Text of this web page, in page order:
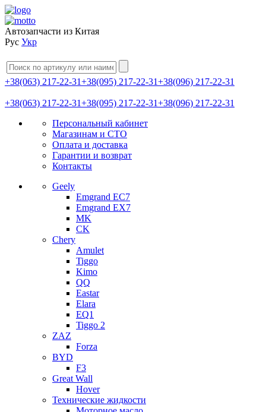
Автозапчасти из Китая
Рус Укр
+38(063) 217-22-31+38(095) 217-22-31+38(096) 217-22-31
+38(063) 217-22-31+38(095) 217-22-31+38(096) 217-22-31
Персональный кабинет
Магазинам и СТО
Оплата и доставка
Гарантии и возврат
Контакты
Geely
Emgrand EC7
Emgrand EX7
MK
CK
Chery
Amulet
Tiggo
Kimo
QQ
Eastar
Elara
EQ1
Tiggo 2
ZAZ
Forza
BYD
F3
Great Wall
Hover
Технические жидкости